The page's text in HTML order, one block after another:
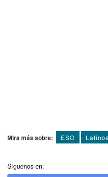
Mira más sobre: ESO
Síguenos en: